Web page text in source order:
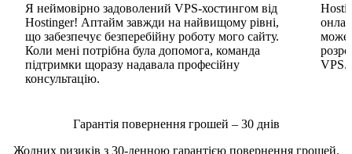
Я неймовірно задоволений VPS-хостингом від
Hostinger! Аптайм завжди на найвищому рівні,
що забезпечує безперебійну роботу мого сайту.
Коли мені потрібна була допомога, команда
підтримки щоразу надавала професійну
консультацію.
може
VPS.
Гарантія повернення грошей – 30 днів
Жодних ризиків з 30-денною гарантією повернення грошей.